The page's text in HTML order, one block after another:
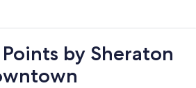
by Sheraton